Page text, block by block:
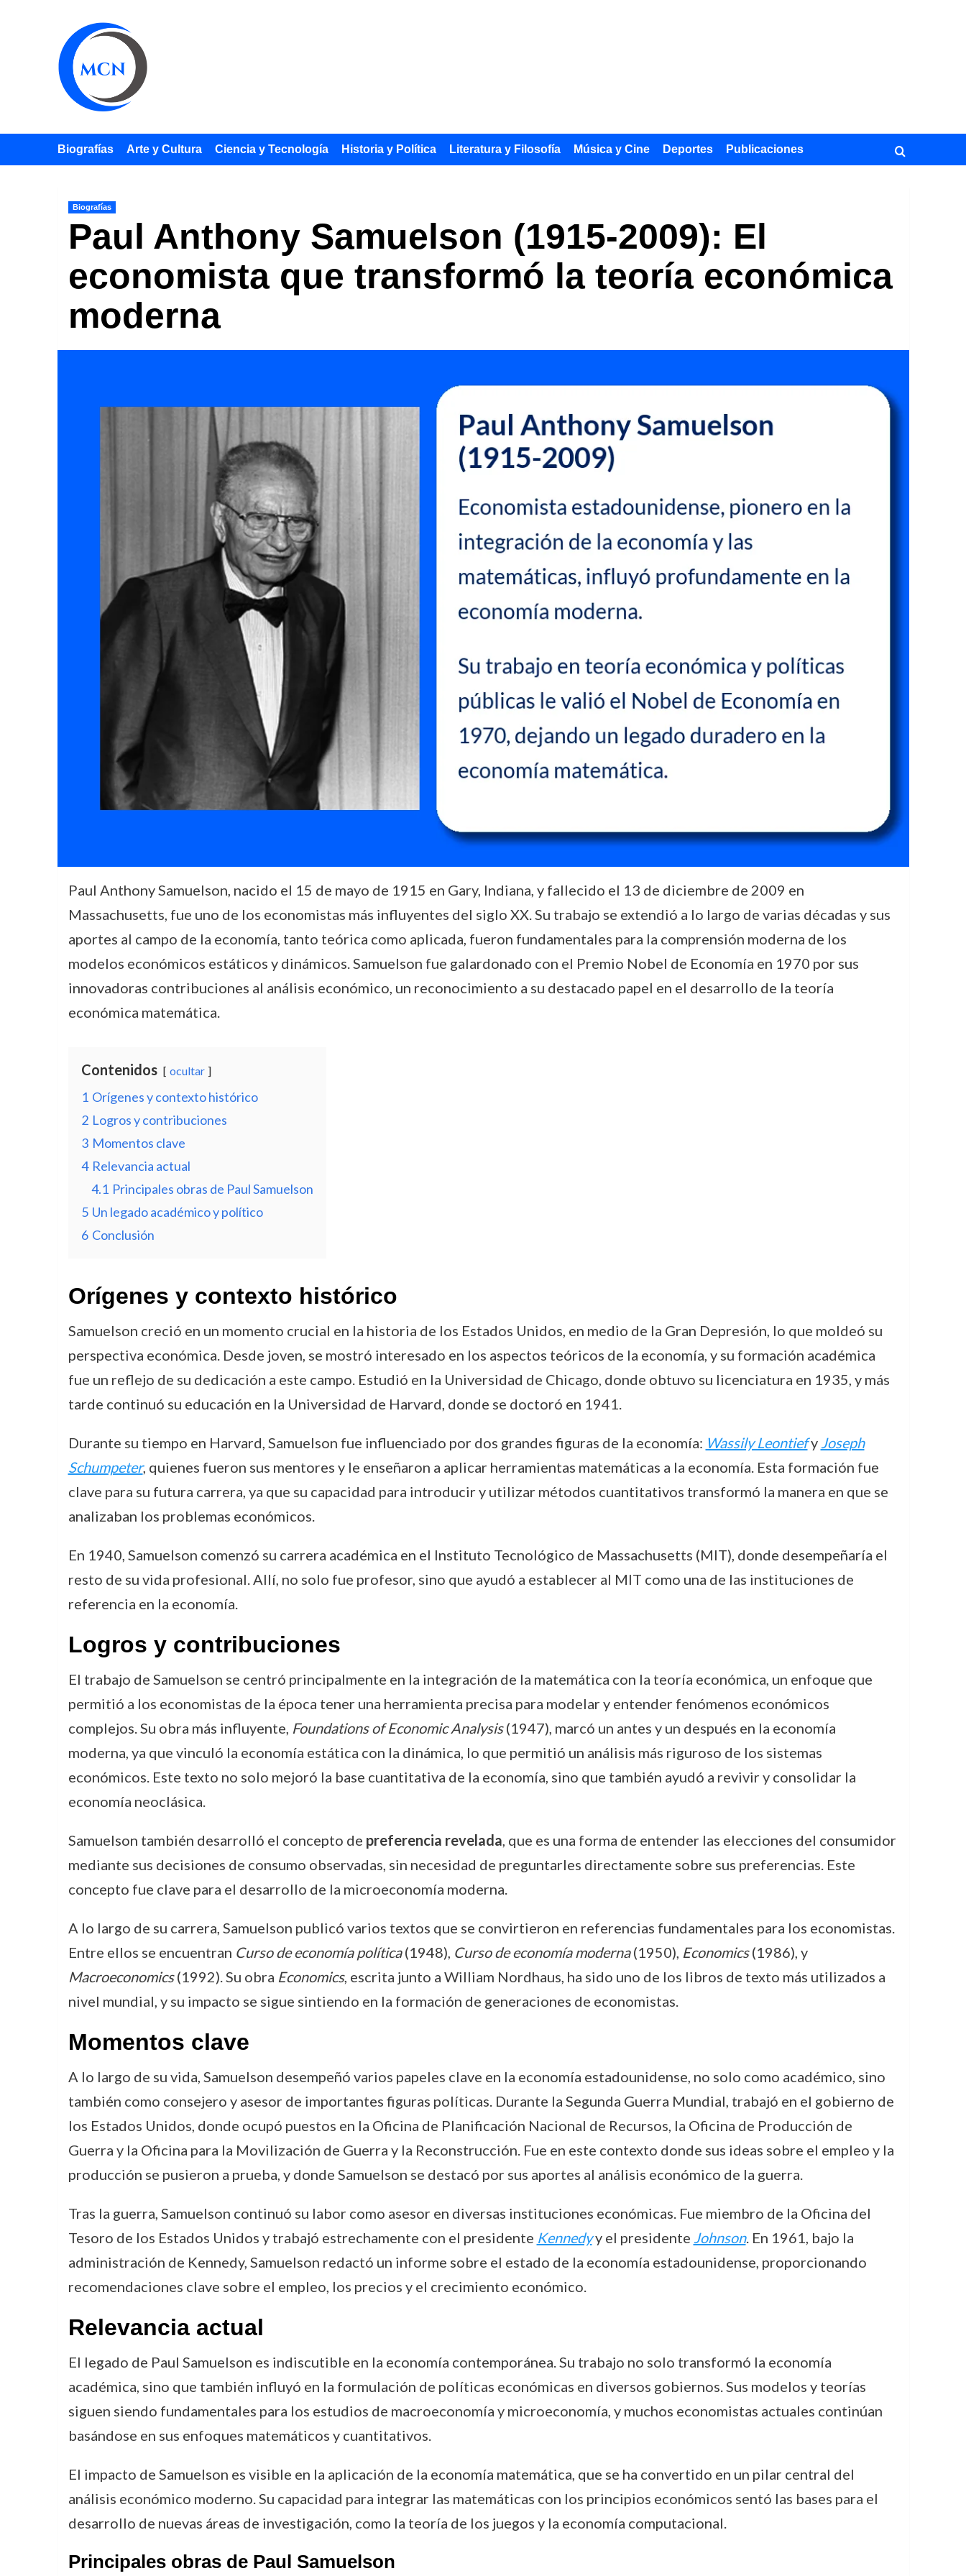
Biografías Arte y Cultura Ciencia y Tecnología Historia y Política Literatura y Filosofía Música y Cine Deportes Publicaciones
Biografías
Paul Anthony Samuelson (1915-2009): El
economista que transformó la teoría económica
moderna
Paul Anthony Samuelson, nacido el 15 de mayo de 1915 en Gary, Indiana, y fallecido el 13 de diciembre de 2009 en
Massachusetts, fue uno de los economistas más influyentes del siglo XX. Su trabajo se extendió a lo largo de varias décadas y sus
aportes al campo de la economía, tanto teórica como aplicada, fueron fundamentales para la comprensión moderna de los
modelos económicos estáticos y dinámicos. Samuelson fue galardonado con el Premio Nobel de Economía en 1970 por sus
innovadoras contribuciones al análisis económico, un reconocimiento a su destacado papel en el desarrollo de la teoría
económica matemática.
Contenidos ocultar
1 Orígenes y contexto histórico
2 Logros y contribuciones
3 Momentos clave
4 Relevancia actual
4.1 Principales obras de Paul Samuelson
5 Un legado académico y político
6 Conclusión
Orígenes y contexto histórico
Samuelson creció en un momento crucial en la historia de los Estados Unidos, en medio de la Gran Depresión, lo que moldeó su
perspectiva económica. Desde joven, se mostró interesado en los aspectos teóricos de la economía, y su formación académica
fue un reflejo de su dedicación a este campo. Estudió en la Universidad de Chicago, donde obtuvo su licenciatura en 1935, y más
tarde continuó su educación en la Universidad de Harvard, donde se doctoró en 1941.
Durante su tiempo en Harvard, Samuelson fue influenciado por dos grandes figuras de la economía: Wassily Leontiefy Joseph
Schumpeter, quienes fueron sus mentores y le enseñaron a aplicar herramientas matemáticas a la economía. Esta formación fue
clave para su futura carrera, ya que su capacidad para introducir y utilizar métodos cuantitativos transformó la manera en que se
analizaban los problemas económicos.
En 1940, Samuelson comenzó su carrera académica en el Instituto Tecnológico de Massachusetts (MIT), donde desempeñaría el
resto de su vida profesional. Allí, no solo fue profesor, sino que ayudó a establecer al MIT como una de las instituciones de
referencia en la economía.
Logros y contribuciones
El trabajo de Samuelson se centró principalmente en la integración de la matemática con la teoría económica, un enfoque que
permitió a los economistas de la época tener una herramienta precisa para modelar y entender fenómenos económicos
complejos. Su obra más influyente, Foundations of Economic Analysis(1947), marcó un antes y un después en la economía
moderna, ya que vinculó la economía estática con la dinámica, lo que permitió un análisis más riguroso de los sistemas
económicos. Este texto no solo mejoró la base cuantitativa de la economía, sino que también ayudó a revivir y consolidar la
economía neoclásica.
Samuelson también desarrolló el concepto de preferencia revelada, que es una forma de entender las elecciones del consumidor
mediante sus decisiones de consumo observadas, sin necesidad de preguntarles directamente sobre sus preferencias. Este
concepto fue clave para el desarrollo de la microeconomía moderna.
A lo largo de su carrera, Samuelson publicó varios textos que se convirtieron en referencias fundamentales para los economistas.
Entre ellos se encuentran Curso de economía política(1948), Curso de economía moderna(1950), Economics(1986), y
Macroeconomics(1992). Su obra Economics, escrita junto a William Nordhaus, ha sido uno de los libros de texto más utilizados a
nivel mundial, y su impacto se sigue sintiendo en la formación de generaciones de economistas.
Momentos clave
A lo largo de su vida, Samuelson desempeñó varios papeles clave en la economía estadounidense, no solo como académico, sino
también como consejero y asesor de importantes figuras políticas. Durante la Segunda Guerra Mundial, trabajó en el gobierno de
los Estados Unidos, donde ocupó puestos en la Oficina de Planificación Nacional de Recursos, la Oficina de Producción de
Guerra y la Oficina para la Movilización de Guerra y la Reconstrucción. Fue en este contexto donde sus ideas sobre el empleo y la
producción se pusieron a prueba, y donde Samuelson se destacó por sus aportes al análisis económico de la guerra.
Tras la guerra, Samuelson continuó su labor como asesor en diversas instituciones económicas. Fue miembro de la Oficina del
Tesoro de los Estados Unidos y trabajó estrechamente con el presidente Kennedyy el presidente Johnson. En 1961, bajo la
administración de Kennedy, Samuelson redactó un informe sobre el estado de la economía estadounidense, proporcionando
recomendaciones clave sobre el empleo, los precios y el crecimiento económico.
Relevancia actual
El legado de Paul Samuelson es indiscutible en la economía contemporánea. Su trabajo no solo transformó la economía
académica, sino que también influyó en la formulación de políticas económicas en diversos gobiernos. Sus modelos y teorías
siguen siendo fundamentales para los estudios de macroeconomía y microeconomía, y muchos economistas actuales continúan
basándose en sus enfoques matemáticos y cuantitativos.
El impacto de Samuelson es visible en la aplicación de la economía matemática, que se ha convertido en un pilar central del
análisis económico moderno. Su capacidad para integrar las matemáticas con los principios económicos sentó las bases para el
desarrollo de nuevas áreas de investigación, como la teoría de los juegos y la economía computacional.
Principales obras de Paul Samuelson